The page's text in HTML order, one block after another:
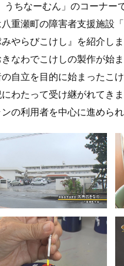
うちなーむん」のコーナー
重瀬町の障害者支援施設
みやらびこけし』を紹介しま
なわでこけしの製作が始
自立を目的に始まったこけ
わたって受け継がれてきま
の利用者を中心に進めら